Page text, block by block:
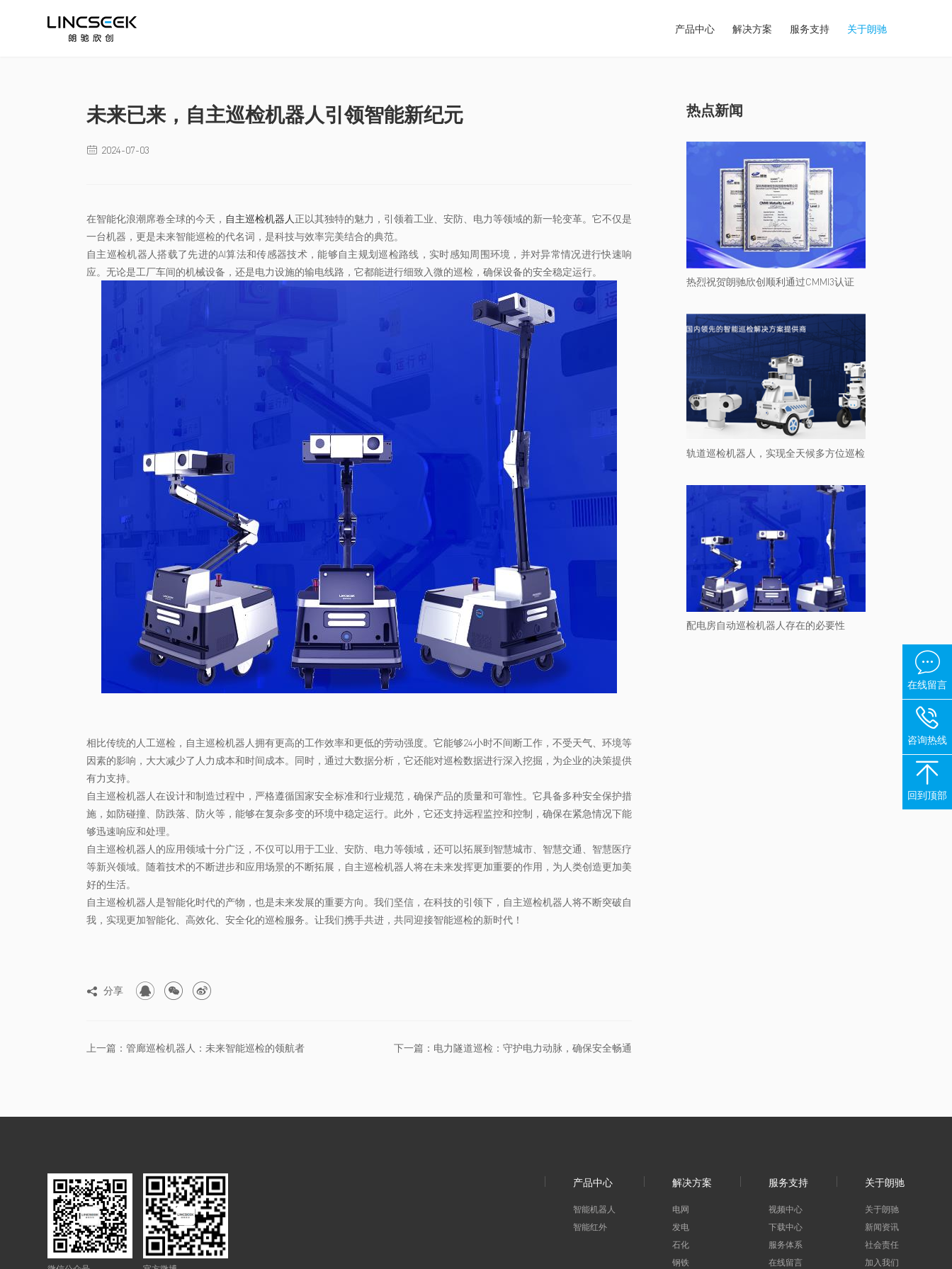
产品中心 解决方案 服务支持 关于朗驰
未来已来，自主巡检机器人引领智能新纪元
 2024-07-03
在智能化浪潮席卷全球的今天， 自主巡检机器人 正以其独特的魅力，引领着工业、安防、电力等领域的新一轮变革。它不仅是
一台机器，更是未来智能巡检的代名词，是科技与效率完美结合的典范。
自主巡检机器人搭载了先进的AI算法和传感器技术，能够自主规划巡检路线，实时感知周围环境，并对异常情况进行快速响
应。无论是工厂车间的机械设备，还是电力设施的输电线路，它都能进行细致入微的巡检，确保设备的安全稳定运行。
相比传统的人工巡检，自主巡检机器人拥有更高的工作效率和更低的劳动强度。它能够24小时不间断工作，不受天气、环境等
因素的影响，大大减少了人力成本和时间成本。同时，通过大数据分析，它还能对巡检数据进行深入挖掘，为企业的决策提供
有力支持。
自主巡检机器人在设计和制造过程中，严格遵循国家安全标准和行业规范，确保产品的质量和可靠性。它具备多种安全保护措
施，如防碰撞、防跌落、防火等，能够在复杂多变的环境中稳定运行。此外，它还支持远程监控和控制，确保在紧急情况下能
够迅速响应和处理。
自主巡检机器人的应用领域十分广泛，不仅可以用于工业、安防、电力等领域，还可以拓展到智慧城市、智慧交通、智慧医疗
等新兴领域。随着技术的不断进步和应用场景的不断拓展，自主巡检机器人将在未来发挥更加重要的作用，为人类创造更加美
好的生活。
自主巡检机器人是智能化时代的产物，也是未来发展的重要方向。我们坚信，在科技的引领下，自主巡检机器人将不断突破自
我，实现更加智能化、高效化、安全化的巡检服务。让我们携手共进，共同迎接智能巡检的新时代！
 分享   
上一篇：管廊巡检机器人：未来智能巡检的领航者 下一篇：电力隧道巡检：守护电力动脉，确保安全畅通
热点新闻
热烈祝贺朗驰欣创顺利通过CMMI3认证
轨道巡检机器人，实现全天候多方位巡检
配电房自动巡检机器人存在的必要性
产品中心
智能机器人
智能红外
解决方案
电网
发电
石化
钢铁
服务支持
视频中心
下载中心
服务体系
在线留言
关于朗驰
关于朗驰
新闻资讯
社会责任
加入我们

在线留言

咨询热线

回到顶部